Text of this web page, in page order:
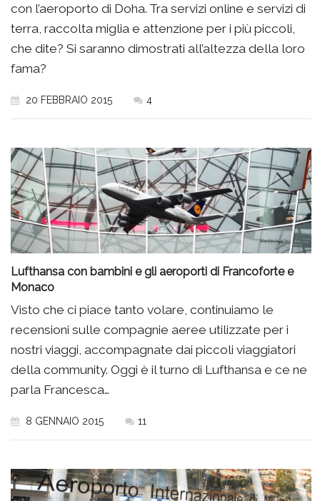
con l’aeroporto di Doha. Tra servizi online e servizi di
terra, raccolta miglia e attenzione per i più piccoli,
che dite? Si saranno dimostrati all’altezza della loro
fama?
20 FEBBRAIO 2015 4
Lufthansa con bambini e gli aeroporti di Francoforte e
Monaco
Visto che ci piace tanto volare, continuiamo le
recensioni sulle compagnie aeree utilizzate per i
nostri viaggi, accompagnate dai piccoli viaggiatori
della community. Oggi è il turno di Lufthansa e ce ne
parla Francesca…
8 GENNAIO 2015 11